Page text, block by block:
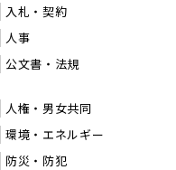
入札・契約
人事
公文書・法規
人権・男女共同
環境・エネルギー
防災・防犯